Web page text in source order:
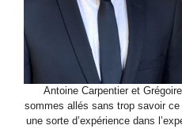
Antoine Carpentier et
sommes allés sans trop savoir
une sorte d’expérience dans